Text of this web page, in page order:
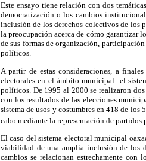
Este ensayo tiene relación con dos
democratización o los cambios
inclusión de los derechos colectivos de los
la preocupación acerca de cómo garantizar
de sus formas de organización,
políticos.
A partir de estas consideraciones, a
electorales en el ámbito municipal: el
políticos. De 1995 al 2000 se realizaron
con los resultados de las elecciones
sistema de usos y costumbres en 418 de
cabo mediante la representación de partidos
El caso del sistema electoral municipal
viabilidad de una amplia inclusión de los
cambios se relacionan estrechamente con